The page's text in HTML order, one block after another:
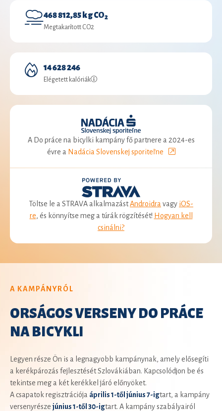
468 812,85 kg CO2
Megtakarított CO2
14 628 246
Elégetett kalóriák
A Do práce na bicylki kampány fő partnere a 2024-es
évre a Nadácia Slovenskej sporiteľne
Töltse le a STRAVA alkalmazástAndroidra vagy iOS-
re, és könnyítse meg a túrák rögzítését! Hogyan kell
csinálni?
A KAMPÁNYRÓL
ORSÁGOS VERSENY DO PRÁCE
NA BICYKLI
Legyen része Ön is a legnagyobb kampánynak, amely elősegíti
a kerékpározás fejlesztését Szlovákiában. Kapcsolódjon be és
tekintse meg a két kerékkel járó előnyöket.
A csapatok regisztrációja április 1-től június 7-igtart, a kampány
versenyrésze június 1-től 30-igtart. A kampány szabályairól